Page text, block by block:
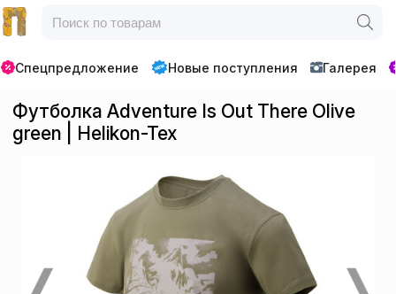
Спецпредложение Новые поступления Галерея
Футболка Adventure Is Out There Olive
green | Helikon-Tex